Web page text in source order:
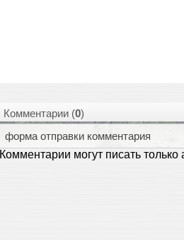
Комментарии (0)
форма отправки комментария
Комментарии могут писать